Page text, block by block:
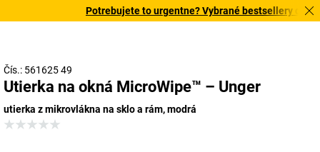
Potrebujete to urgentne? Vybrané bestsellery
Čís.: 561625 49
Utierka na okná MicroWipe™ – Unger
utierka z mikrovlákna na sklo a rám, modrá